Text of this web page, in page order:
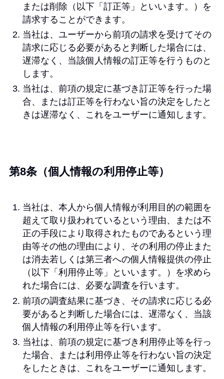
または削除（以下「訂正等」といいます。）を
請求することができます。
当社は、ユーザーから前項の請求を受けてその
請求に応じる必要があると判断した場合には、
遅滞なく、当該個人情報の訂正等を行うものと
します。
当社は、前項の規定に基づき訂正等を行った場
合、または訂正等を行わない旨の決定をしたと
きは遅滞なく、これをユーザーに通知します。
第8条（個人情報の利用停止等）
当社は、本人から個人情報が利用目的の範囲を
超えて取り扱われているという理由、または不
正の手段により取得されたものであるという理
由等その他の理由により、その利用の停止また
は消去若しくは第三者への個人情報提供の停止
（以下「利用停止等」といいます。）を求めら
れた場合には、必要な調査を行います。
前項の調査結果に基づき、その請求に応じる必
要があると判断した場合には、遅滞なく、当該
個人情報の利用停止等を行います。
当社は、前項の規定に基づき利用停止等を行っ
た場合、または利用停止等を行わない旨の決定
をしたときは、これをユーザーに通知します。